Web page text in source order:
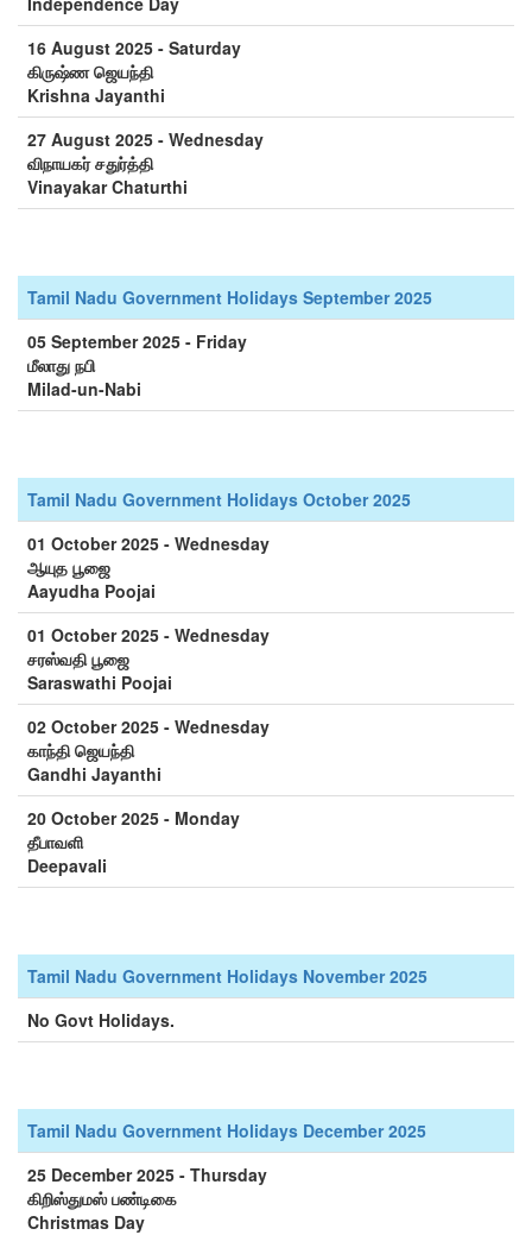
16 August 2025 - Saturday
கிருஷ்ண ஜெயந்தி
Krishna Jayanthi
27 August 2025 - Wednesday
விநாயகர் சதுர்த்தி
Vinayakar Chaturthi
Tamil Nadu Government Holidays September 2025
05 September 2025 - Friday
மீலாது நபி
Milad-un-Nabi
Tamil Nadu Government Holidays October 2025
01 October 2025 - Wednesday
ஆயுத பூஜை
Aayudha Poojai
01 October 2025 - Wednesday
சரஸ்வதி பூஜை
Saraswathi Poojai
02 October 2025 - Wednesday
காந்தி ஜெயந்தி
Gandhi Jayanthi
20 October 2025 - Monday
தீபாவளி
Deepavali
Tamil Nadu Government Holidays November 2025
No Govt Holidays.
Tamil Nadu Government Holidays December 2025
25 December 2025 - Thursday
கிறிஸ்துமஸ் பண்டிகை
Christmas Day